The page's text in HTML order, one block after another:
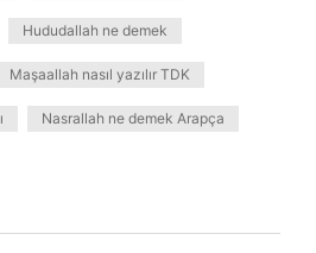
Hududallah ne demek
Maşaallah nasıl yazılır TDK
Nasrallah ne demek Arapça